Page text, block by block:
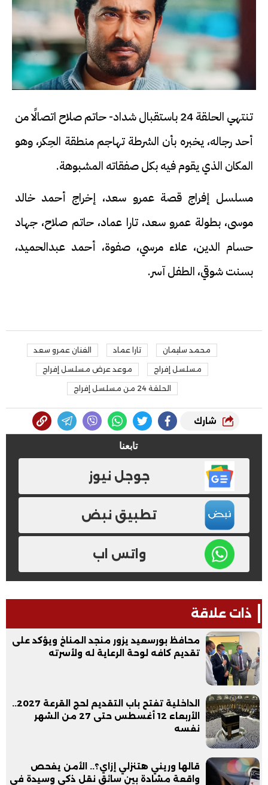
تنتهي الحلقة 24 باستقبال شداد- حاتم صلاح اتصالًا من
أحد رجاله، يخبره بأن الشرطة تهاجم منطقة الحِكر، وهو
المكان الذي يقوم فيه بكل صفقاته المشبوهة.
مسلسل إفراج قصة عمرو سعد، إخراج أحمد خالد
موسى، بطولة عمرو سعد، تارا عماد، حاتم صلاح، جهاد
حسام الدين، علاء مرسي، صفوة، أحمد عبدالحميد،
بسنت شوقي، الطفل آسر.
محمد سليمان تارا عماد الفنان عمرو سعد
مسلسل إفراج موعد عرض مسلسل إفراج
الحلقة 24 من مسلسل إفراج
شارك
تابعنا
جوجل نيوز
تطبيق نبض
واتس اب
ذات علاقة
محافظ بورسعيد يزور منجد المناخ ويؤكد على
تقديم كافه لوحة الرعاية له ولأسرته
الداخلية تفتح باب التقديم لحج القرعة 2027..
الأربعاء 12 أغسطس حتى 27 من الشهر
نفسه
قالها وريني هتنزلي إزاي؟.. الأمن يفحص
واقعة مشادة بين سائق نقل ذكي وسيدة في